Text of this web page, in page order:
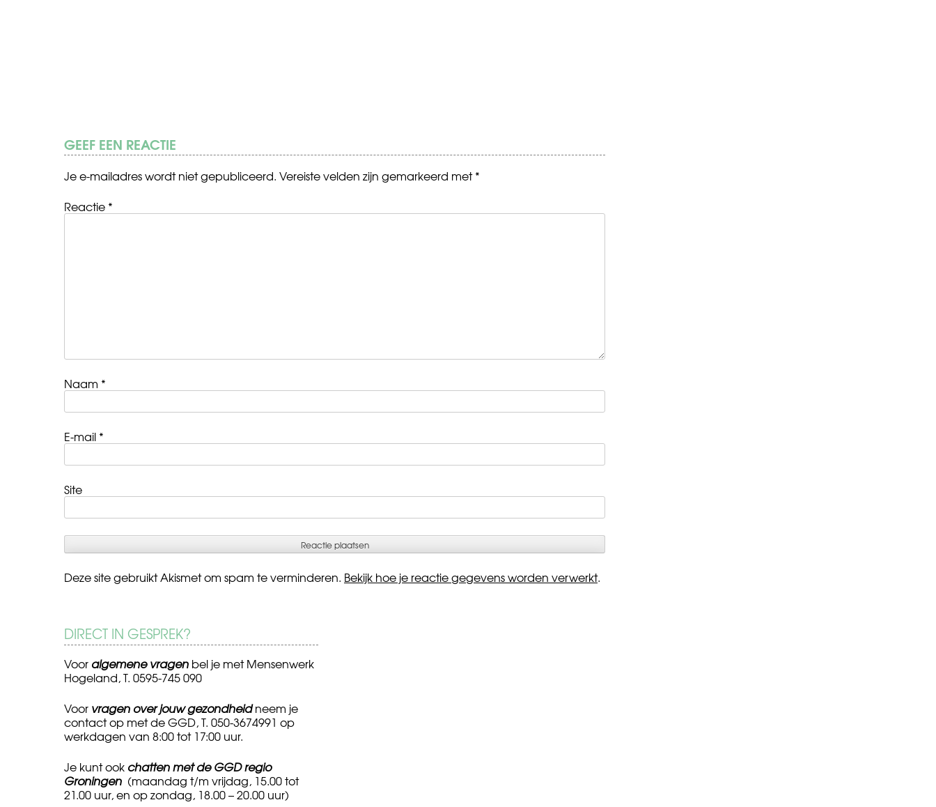
GEEF EEN REACTIE
Je e-mailadres wordt niet gepubliceerd. Vereiste velden zijn gemarkeerd met*
Reactie *
Naam *
E-mail *
Site
Deze site gebruikt Akismet om spam te verminderen. Bekijk hoe je reactie gegevens worden verwerkt.
DIRECT IN GESPREK?
Voor algemene vragen bel je met Mensenwerk
Hogeland, T. 0595-745 090
Voor vragen over jouw gezondheidneem je
contact op met de GGD, T. 050-3674991 op
werkdagen van 8:00 tot 17:00 uur.
Je kunt ook chatten met de GGD regio
Groningen (maandag t/m vrijdag, 15.00 tot
21.00 uur, en op zondag, 18.00 – 20.00 uur)